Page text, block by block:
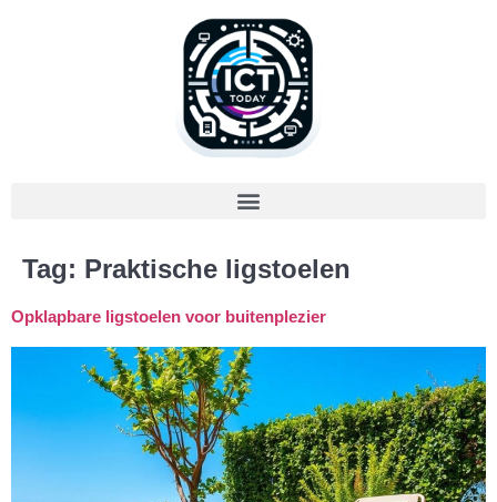
Tag: Praktische ligstoelen
Opklapbare ligstoelen voor buitenplezier